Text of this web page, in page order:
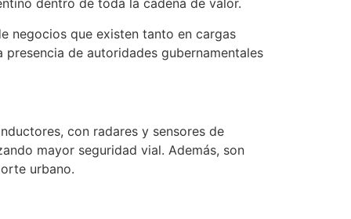
dentro de toda la cadena de valor.
negocios que existen tanto en cargas
de autoridades gubernamentales
con radares y sensores de
mayor seguridad vial. Además, son
urbano.